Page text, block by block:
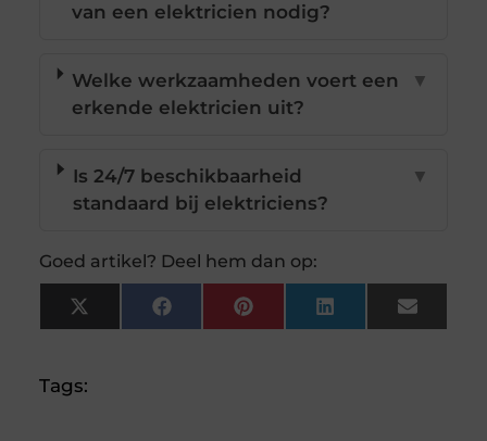
van een elektricien nodig?
Welke werkzaamheden voert een
erkende elektricien uit?
▼
Is 24/7 beschikbaarheid
standaard bij elektriciens?
▼
Goed artikel? Deel hem dan op:
X
(Twitter)
FacebookPinterestLinkedInEmail
Tags: